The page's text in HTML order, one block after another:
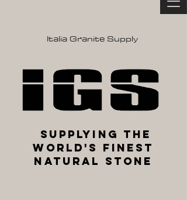
Italia Granite Supply
Supplying the
World's Finest
Natural Stone